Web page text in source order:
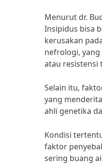
Menurut dr.
Insipidus bisa
kerusakan
nefrologi,
atau resistensi
Selain itu,
yang
ahli genetika
Kondisi
faktor
sering buang